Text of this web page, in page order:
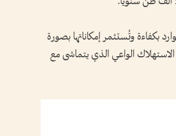
بكفاءة وتُستثمر إمكاناتها بصورة
الاستهلاك الواعي الذي يتماشى مع